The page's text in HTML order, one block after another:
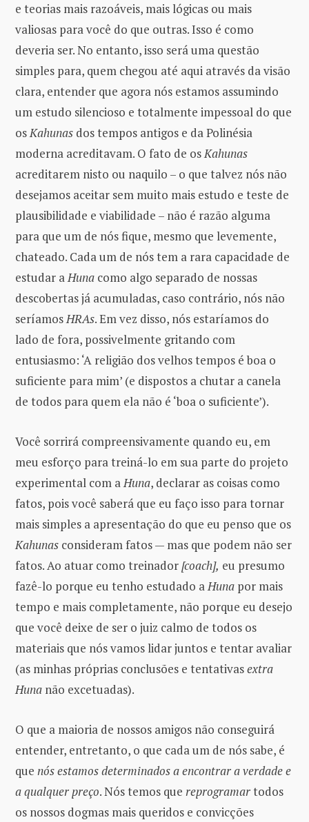
e teorias mais razoáveis, mais lógicas ou mais
valiosas para você do que outras. Isso é como
deveria ser. No entanto, isso será uma questão
simples para, quem chegou até aqui através da visão
clara, entender que agora nós estamos assumindo
um estudo silencioso e totalmente impessoal do que
osKahunas dos tempos antigos e da Polinésia
moderna acreditavam. O fato de osKahunas
acreditarem nisto ou naquilo – o que talvez nós não
desejamos aceitar sem muito mais estudo e teste de
plausibilidade e viabilidade – não é razão alguma
para que um de nós fique, mesmo que levemente,
chateado. Cada um de nós tem a rara capacidade de
estudar aHuna como algo separado de nossas
descobertas já acumuladas, caso contrário, nós não
seríamosHRAs. Em vez disso, nós estaríamos do
lado de fora, possivelmente gritando com
entusiasmo: ‘A religião dos velhos tempos é boa o
suficiente para mim’ (e dispostos a chutar a canela
de todos para quem ela não é ‘boa o suficiente’).
Você sorrirá compreensivamente quando eu, em
meu esforço para treiná-lo em sua parte do projeto
experimental com aHuna, declarar as coisas como
fatos, pois você saberá que eu faço isso para tornar
mais simples a apresentação do que eu penso que os
Kahunas consideram fatos — mas que podem não ser
fatos. Ao atuar como treinador[coach], eu presumo
fazê-lo porque eu tenho estudado aHuna por mais
tempo e mais completamente, não porque eu desejo
que você deixe de ser o juiz calmo de todos os
materiais que nós vamos lidar juntos e tentar avaliar
(as minhas próprias conclusões e tentativasextra
Huna não excetuadas).
O que a maioria de nossos amigos não conseguirá
entender, entretanto, o que cada um de nós sabe, é
que nós estamos determinados a encontrar a verdade e
a qualquer preço. Nós temos que reprogramartodos
os nossos dogmas mais queridos e convicções